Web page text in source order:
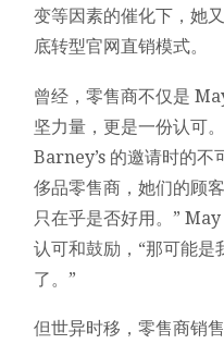
变等因素的催化下，她
底转型官网直销模式。
曾经，零售商不仅是
坚力量，更是一份认可
Barney’s 的邀请时的不
侈品零售商，她们的顾
只在乎是否好用。”
认可和鼓励，“那可能
了。”
但世异时移，零售商销